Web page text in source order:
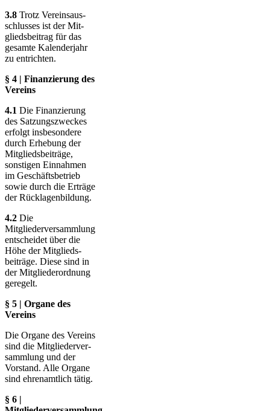
3.8 Trotz Vereinsaus­
schlus­ses ist der Mit­
glieds­bei­trag für das
gesamte Ka­lender­jahr
zu entrichten.
§ 4 | Finanzierung des
Vereins
4.1 Die Finanzierung
des Satzungszweckes
erfolgt insbesondere
durch Erhebung der
Mit­glieds­beiträge,
sonstigen Einnahmen
im Ge­schäfts­betrieb
sowie durch die Erträge
der Rück­lagen­bildung.
4.2 Die
Mitgliederversammlung
entscheidet über die
Höhe der Mit­glieds­
beiträge. Diese sind in
der Mit­glieder­ord­nung
geregelt.
§ 5 | Organe des
Vereins
Die Organe des Vereins
sind die Mitglieder­ver­
samm­lung und der
Vorstand. Alle Organe
sind ehrenamtlich tätig.
§ 6 |